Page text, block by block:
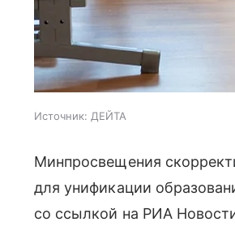
Источник: ДЕЙТА
Минпросвещения
для унификации
со ссылкой на РИА